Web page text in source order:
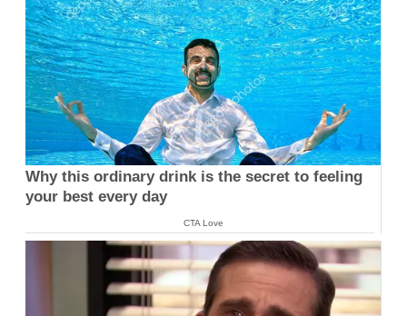
Why this ordinary drink is the secret to feeling
your best every day
CTA Love